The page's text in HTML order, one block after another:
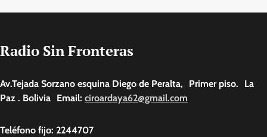
Radio Sin Fronteras
Av.Tejada Sorzano esquina Diego de Peralta, Primer piso. La
Paz . Bolivia Email: ciroardaya62@gmail.com
Teléfono fijo: 2244707